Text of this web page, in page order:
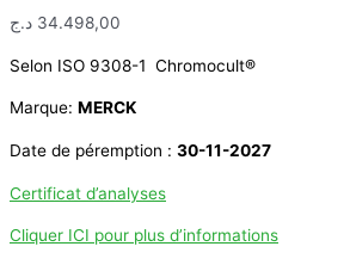
34.498,00 د.ج
Selon ISO 9308-1 Chromocult®
Marque: MERCK
Date de péremption : 30-11-2027
Certificat d’analyses
Cliquer ICI pour plus d’informations